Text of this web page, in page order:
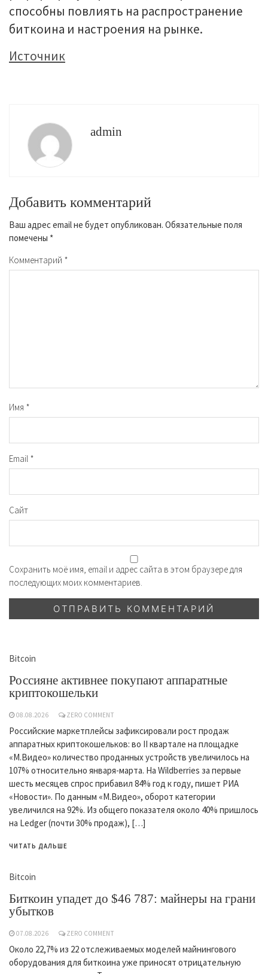
способны повлиять на распространение
биткоина и настроения на рынке.
Источник
admin
Добавить комментарий
Ваш адрес email не будет опубликован. Обязательные поля
помечены *
Комментарий *
Имя *
Email *
Сайт
Сохранить моё имя, email и адрес сайта в этом браузере для
последующих моих комментариев.
Bitcoin
Россияне активнее покупают аппаратные
криптокошельки
08.08.2026 ZERO COMMENT
Российские маркетплейсы зафиксировали рост продаж
аппаратных криптокошельков: во II квартале на площадке
«М.Видео» количество проданных устройств увеличилось на
107% относительно января-марта. На Wildberries за первые
шесть месяцев спрос прибавил 84% год к году, пишет РИА
«Новости». По данным «М.Видео», оборот категории
увеличился на 92%. Из общего показателя около 40% пришлось
на Ledger (почти 30% продаж), […]
ЧИТАТЬ ДАЛЬШЕ
Bitcoin
Биткоин упадет до $46 787: майнеры на грани
убытков
07.08.2026 ZERO COMMENT
Около 22,7% из 22 отслеживаемых моделей майнингового
оборудования для биткоина уже приносят отрицательную